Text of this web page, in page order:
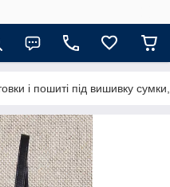
і пошиті під вишивку